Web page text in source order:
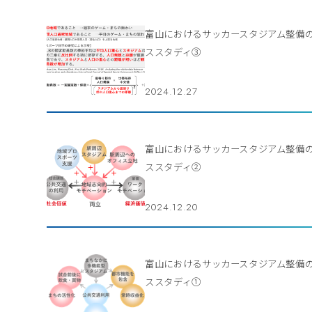
富山におけるサッカースタジアム整備
ススタディ③
2024.12.27
富山におけるサッカースタジアム整備
ススタディ②
2024.12.20
富山におけるサッカースタジアム整備
ススタディ①